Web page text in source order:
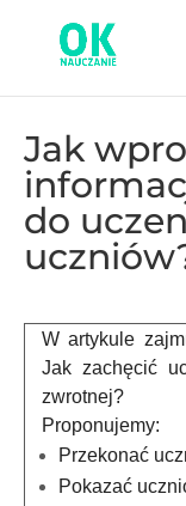
Jak
do
W artykule
Jak zachęcić
zwrotnej?
Proponujemy:
Przekonać
Pokazać